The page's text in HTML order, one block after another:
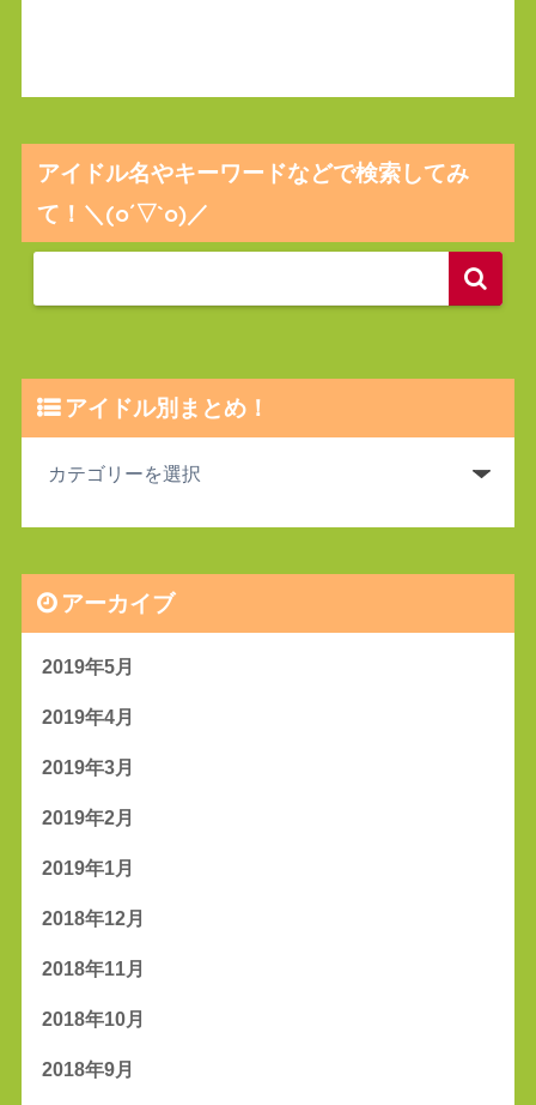
アイドル名やキーワードなどで検索してみ
て！＼(o´▽`o)／
アイドル別まとめ！
アーカイブ
2019年5月
2019年4月
2019年3月
2019年2月
2019年1月
2018年12月
2018年11月
2018年10月
2018年9月